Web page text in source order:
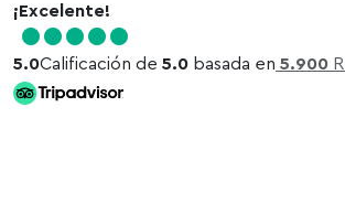
¡Excelente!
5.0Calificación de 5.0 basada en 5.900